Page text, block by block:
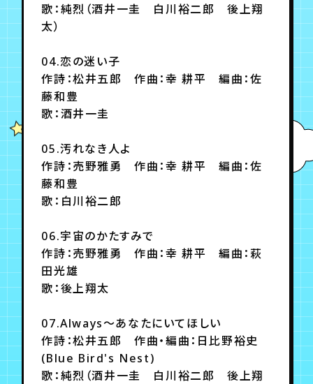
歌：純烈（酒井一圭 白川裕二郎 後上翔
太）
04.恋の迷い子
作詩：松井五郎 作曲：幸 耕平 編曲：佐
藤和豊
歌：酒井一圭
05.汚れなき人よ
作詩：売野雅勇 作曲：幸 耕平 編曲：佐
藤和豊
歌：白川裕二郎
06.宇宙のかたすみで
作詩：売野雅勇 作曲：幸 耕平 編曲：萩
田光雄
歌：後上翔太
07.Always～あなたにいてほしい
作詩：松井五郎 作曲・編曲：日比野裕史
(Blue Bird's Nest)
歌：純烈（酒井一圭 白川裕二郎 後上翔